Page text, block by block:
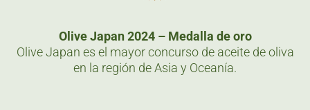
Olive Japan 2024 – Medalla de oro
Olive Japan es el mayor concurso de aceite de oliva
en la región de Asia y Oceanía.